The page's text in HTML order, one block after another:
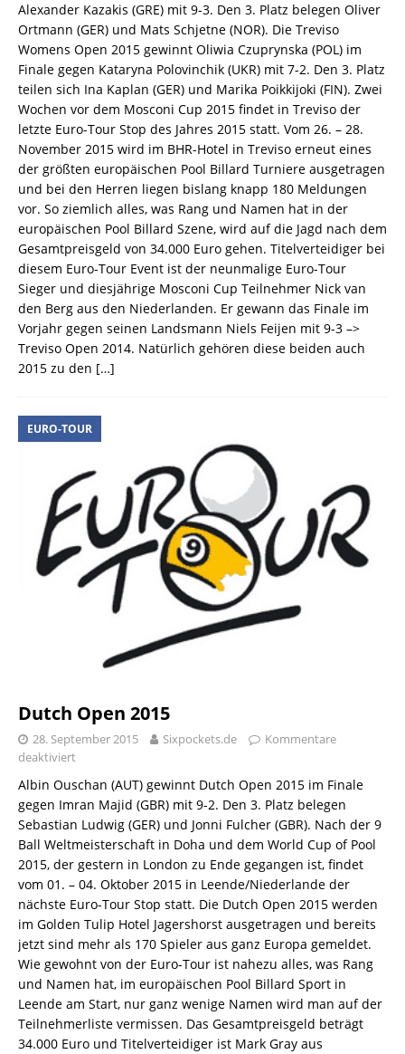
Alexander Kazakis (GRE) mit 9-3. Den 3. Platz belegen Oliver
Ortmann (GER) und Mats Schjetne (NOR). Die Treviso
Womens Open 2015 gewinnt Oliwia Czuprynska (POL) im
Finale gegen Kataryna Polovinchik (UKR) mit 7-2. Den 3. Platz
teilen sich Ina Kaplan (GER) und Marika Poikkijoki (FIN). Zwei
Wochen vor dem Mosconi Cup 2015 findet in Treviso der
letzte Euro-Tour Stop des Jahres 2015 statt. Vom 26. – 28.
November 2015 wird im BHR-Hotel in Treviso erneut eines
der größten europäischen Pool Billard Turniere ausgetragen
und bei den Herren liegen bislang knapp 180 Meldungen
vor. So ziemlich alles, was Rang und Namen hat in der
europäischen Pool Billard Szene, wird auf die Jagd nach dem
Gesamtpreisgeld von 34.000 Euro gehen. Titelverteidiger bei
diesem Euro-Tour Event ist der neunmalige Euro-Tour
Sieger und diesjährige Mosconi Cup Teilnehmer Nick van
den Berg aus den Niederlanden. Er gewann das Finale im
Vorjahr gegen seinen Landsmann Niels Feijen mit 9-3 –>
Treviso Open 2014. Natürlich gehören diese beiden auch
2015 zu den […]
EURO-TOUR
Dutch Open 2015
28. September 2015 Sixpockets.de
Kommentare
deaktiviert
Albin Ouschan (AUT) gewinnt Dutch Open 2015 im Finale
gegen Imran Majid (GBR) mit 9-2. Den 3. Platz belegen
Sebastian Ludwig (GER) und Jonni Fulcher (GBR). Nach der 9
Ball Weltmeisterschaft in Doha und dem World Cup of Pool
2015, der gestern in London zu Ende gegangen ist, findet
vom 01. – 04. Oktober 2015 in Leende/Niederlande der
nächste Euro-Tour Stop statt. Die Dutch Open 2015 werden
im Golden Tulip Hotel Jagershorst ausgetragen und bereits
jetzt sind mehr als 170 Spieler aus ganz Europa gemeldet.
Wie gewohnt von der Euro-Tour ist nahezu alles, was Rang
und Namen hat, im europäischen Pool Billard Sport in
Leende am Start, nur ganz wenige Namen wird man auf der
Teilnehmerliste vermissen. Das Gesamtpreisgeld beträgt
34.000 Euro und Titelverteidiger ist Mark Gray aus